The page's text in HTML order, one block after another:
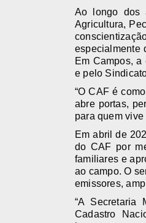
Ao longo dos
Agricultura,
especialmente
Em Campos,
e pelo
“O CAF é
abre portas,
para quem vive
Em abril de
do CAF por
familiares e
ao campo. O
emissores,
“A Secretaria
Cadastro